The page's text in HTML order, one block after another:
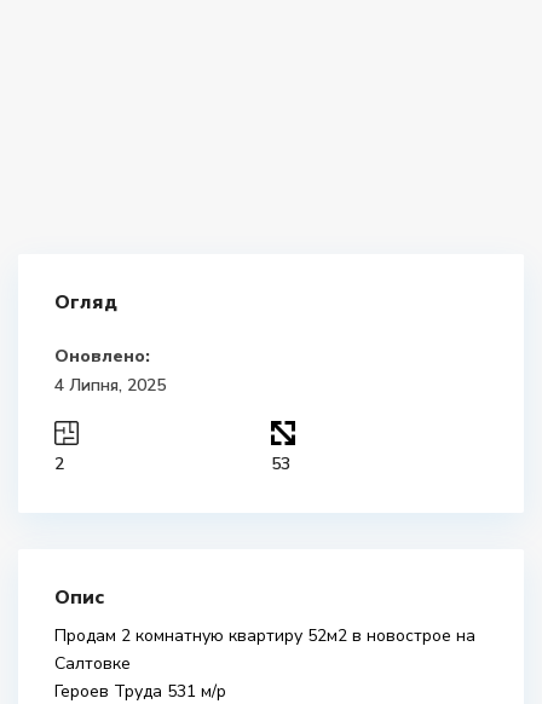
Огляд
Оновлено:
4 Липня, 2025
2 53
Опис
Продам 2 комнатную квартиру 52м2 в новострое на
Салтовке
Героев Труда 531 м/р